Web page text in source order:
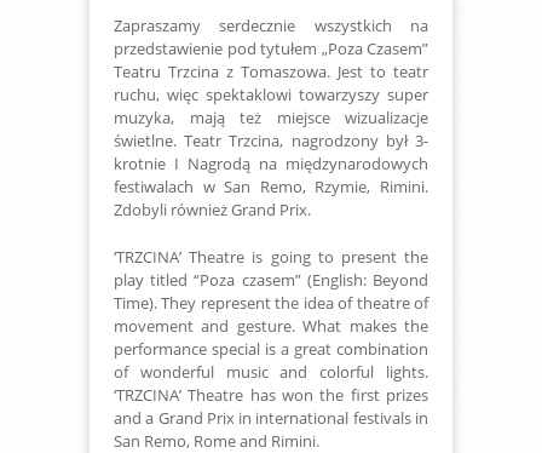
Zapraszamy serdecznie wszystkich na
przedstawienie pod tytułem „Poza Czasem”
Teatru Trzcina z Tomaszowa. Jest to teatr
ruchu, więc spektaklowi towarzyszy super
muzyka, mają też miejsce wizualizacje
świetlne. Teatr Trzcina, nagrodzony był 3-
krotnie I Nagrodą na międzynarodowych
festiwalach w San Remo, Rzymie, Rimini.
Zdobyli również Grand Prix.
‘TRZCINA’ Theatre is going to present the
play titled “Poza czasem” (English: Beyond
Time). They represent the idea of theatre of
movement and gesture. What makes the
performance special is a great combination
of wonderful music and colorful lights.
‘TRZCINA’ Theatre has won the first prizes
and a Grand Prix in international festivals in
San Remo, Rome and Rimini.